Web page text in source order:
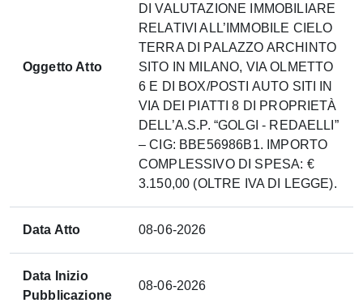
Oggetto Atto
DI VALUTAZIONE IMMOBILIARE
RELATIVI ALL’IMMOBILE CIELO
TERRA DI PALAZZO ARCHINTO
SITO IN MILANO, VIA OLMETTO
6 E DI BOX/POSTI AUTO SITI IN
VIA DEI PIATTI 8 DI PROPRIETÀ
DELL’A.S.P. “GOLGI - REDAELLI”
– CIG: BBE56986B1. IMPORTO
COMPLESSIVO DI SPESA: €
3.150,00 (OLTRE IVA DI LEGGE).
Data Atto 08-06-2026
Data Inizio
Pubblicazione
08-06-2026